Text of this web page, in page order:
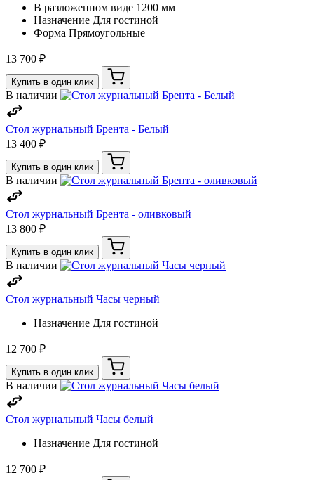
В разложенном виде 1200 мм
Назначение Для гостиной
Форма Прямоугольные
13 700 ₽
Купить в один клик
В наличии
Стол журнальный Брента - Белый
13 400 ₽
Купить в один клик
В наличии
Стол журнальный Брента - оливковый
13 800 ₽
Купить в один клик
В наличии
Стол журнальный Часы черный
Назначение Для гостиной
12 700 ₽
Купить в один клик
В наличии
Стол журнальный Часы белый
Назначение Для гостиной
12 700 ₽